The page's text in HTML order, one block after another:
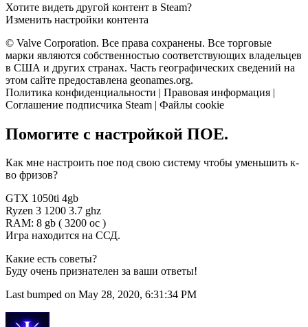
Хотите видеть другой контент в Steam?
Изменить настройки контента
© Valve Corporation. Все права сохранены. Все торговые
марки являются собственностью соответствующих владельцев
в США и других странах. Часть географических сведений на
этом сайте предоставлена geonames.org.
Политика конфиденциальности | Правовая информация |
Соглашение подписчика Steam | Файлы cookie
Помогите с настройкой ПОЕ.
Как мне настроить пое под свою систему чтобы уменьшить к-
во фризов?
GTX 1050ti 4gb
Ryzen 3 1200 3.7 ghz
RAM: 8 gb ( 3200 oc )
Игра находится на ССД.
Какие есть советы?
Буду очень признателен за ваши ответы!
Last bumped on May 28, 2020, 6:31:34 PM